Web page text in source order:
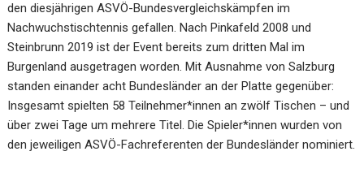
den diesjährigen ASVÖ-Bundesvergleichskämpfen im
Nachwuchstischtennis gefallen. Nach Pinkafeld 2008 und
Steinbrunn 2019 ist der Event bereits zum dritten Mal im
Burgenland ausgetragen worden. Mit Ausnahme von Salzburg
standen einander acht Bundesländer an der Platte gegenüber:
Insgesamt spielten 58 Teilnehmer*innen an zwölf Tischen – und
über zwei Tage um mehrere Titel. Die Spieler*innen wurden von
den jeweiligen ASVÖ-Fachreferenten der Bundesländer nominiert.